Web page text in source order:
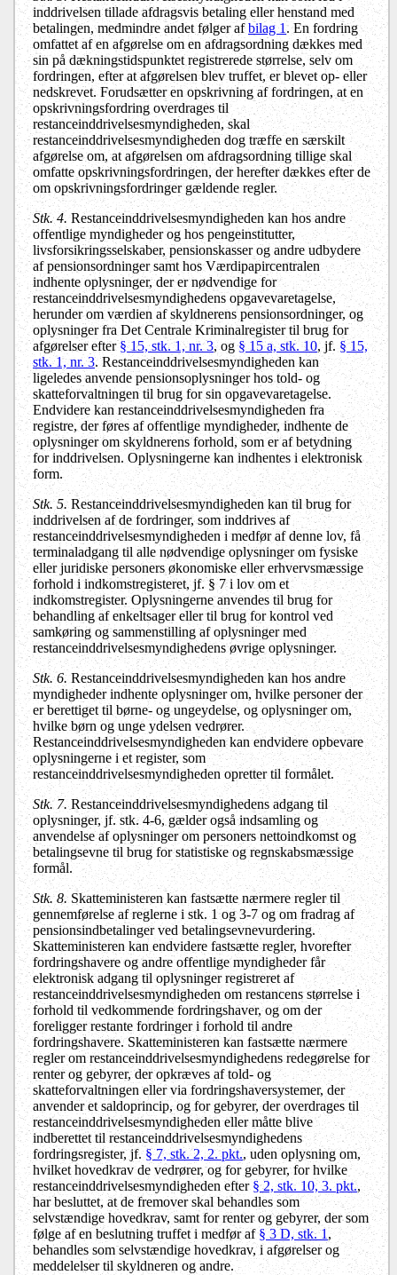
inddrivelsen tillade afdragsvis betaling eller henstand med
betalingen, medmindre andet følger afbilag 1. En fordring
omfattet af en afgørelse om en afdragsordning dækkes med
sin på dækningstidspunktet registrerede størrelse, selv om
fordringen, efter at afgørelsen blev truffet, er blevet op- eller
nedskrevet. Forudsætter en opskrivning af fordringen, at en
opskrivningsfordring overdrages til
restanceinddrivelsesmyndigheden, skal
restanceinddrivelsesmyndigheden dog træffe en særskilt
afgørelse om, at afgørelsen om afdragsordning tillige skal
omfatte opskrivningsfordringen, der herefter dækkes efter de
om opskrivningsfordringer gældende regler.
Stk. 4. Restanceinddrivelsesmyndigheden kan hos andre
offentlige myndigheder og hos pengeinstitutter,
livsforsikringsselskaber, pensionskasser og andre udbydere
af pensionsordninger samt hos Værdipapircentralen
indhente oplysninger, der er nødvendige for
restanceinddrivelsesmyndighedens opgavevaretagelse,
herunder om værdien af skyldnerens pensionsordninger, og
oplysninger fra Det Centrale Kriminalregister til brug for
afgørelser efter§ 15, stk. 1, nr. 3, og§ 15 a, stk. 10, jf. § 15,
stk. 1, nr. 3. Restanceinddrivelsesmyndigheden kan
ligeledes anvende pensionsoplysninger hos told- og
skatteforvaltningen til brug for sin opgavevaretagelse.
Endvidere kan restanceinddrivelsesmyndigheden fra
registre, der føres af offentlige myndigheder, indhente de
oplysninger om skyldnerens forhold, som er af betydning
for inddrivelsen. Oplysningerne kan indhentes i elektronisk
form.
Stk. 5.Restanceinddrivelsesmyndigheden kan til brug for
inddrivelsen af de fordringer, som inddrives af
restanceinddrivelsesmyndigheden i medfør af denne lov, få
terminaladgang til alle nødvendige oplysninger om fysiske
eller juridiske personers økonomiske eller erhvervsmæssige
forhold i indkomstregisteret, jf. § 7 i lov om et
indkomstregister. Oplysningerne anvendes til brug for
behandling af enkeltsager eller til brug for kontrol ved
samkøring og sammenstilling af oplysninger med
restanceinddrivelsesmyndighedens øvrige oplysninger.
Stk. 6. Restanceinddrivelsesmyndigheden kan hos andre
myndigheder indhente oplysninger om, hvilke personer der
er berettiget til børne- og ungeydelse, og oplysninger om,
hvilke børn og unge ydelsen vedrører.
Restanceinddrivelsesmyndigheden kan endvidere opbevare
oplysningerne i et register, som
restanceinddrivelsesmyndigheden opretter til formålet.
Stk. 7.Restanceinddrivelsesmyndighedens adgang til
oplysninger, jf. stk. 4-6, gælder også indsamling og
anvendelse af oplysninger om personers nettoindkomst og
betalingsevne til brug for statistiske og regnskabsmæssige
formål.
Stk. 8.Skatteministeren kan fastsætte nærmere regler til
gennemførelse af reglerne i stk. 1 og 3-7 og om fradrag af
pensionsindbetalinger ved betalingsevnevurdering.
Skatteministeren kan endvidere fastsætte regler, hvorefter
fordringshavere og andre offentlige myndigheder får
elektronisk adgang til oplysninger registreret af
restanceinddrivelsesmyndigheden om restancens størrelse i
forhold til vedkommende fordringshaver, og om der
foreligger restante fordringer i forhold til andre
fordringshavere. Skatteministeren kan fastsætte nærmere
regler om restanceinddrivelsesmyndighedens redegørelse for
renter og gebyrer, der opkræves af told- og
skatteforvaltningen eller via fordringshaversystemer, der
anvender et saldoprincip, og for gebyrer, der overdrages til
restanceinddrivelsesmyndigheden eller måtte blive
indberettet til restanceinddrivelsesmyndighedens
fordringsregister, jf.§ 7, stk. 2, 2. pkt., uden oplysning om,
hvilket hovedkrav de vedrører, og for gebyrer, for hvilke
restanceinddrivelsesmyndigheden efter§ 2, stk. 10, 3. pkt.,
har besluttet, at de fremover skal behandles som
selvstændige hovedkrav, samt for renter og gebyrer, der som
følge af en beslutning truffet i medfør af§ 3 D, stk. 1,
behandles som selvstændige hovedkrav, i afgørelser og
meddelelser til skyldneren og andre.